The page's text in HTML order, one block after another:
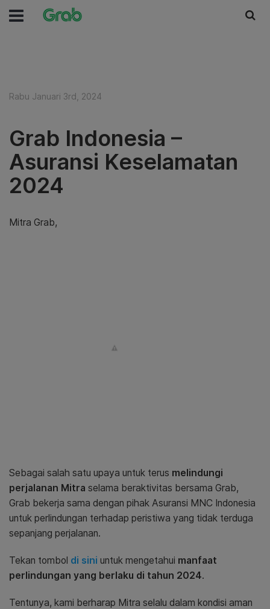
Rabu Januari 3rd, 2024
Grab Indonesia –
Asuransi Keselamatan
2024
Mitra Grab,
Sebagai salah satu upaya untuk terus melindungi
perjalanan Mitra selama beraktivitas bersama Grab,
Grab bekerja sama dengan pihak Asuransi MNC Indonesia
untuk perlindungan terhadap peristiwa yang tidak terduga
sepanjang perjalanan.
Tekan tombol di sini untuk mengetahui manfaat
perlindungan yang berlaku di tahun 2024.
Tentunya, kami berharap Mitra selalu dalam kondisi aman